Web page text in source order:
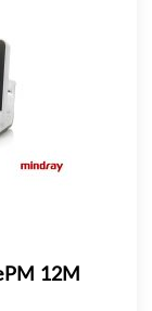
12М